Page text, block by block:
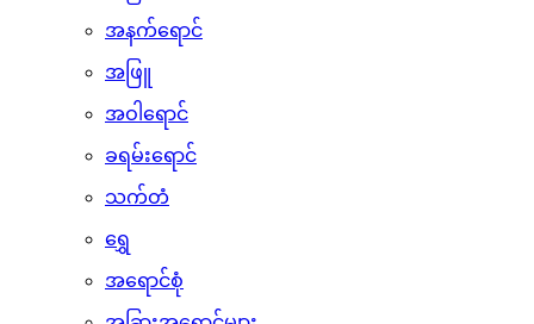
အနက်ရောင်
အဖြူ
အဝါရောင်
ခရမ်းရောင်
သက်တံ
ရွှေ
အရောင်စုံ